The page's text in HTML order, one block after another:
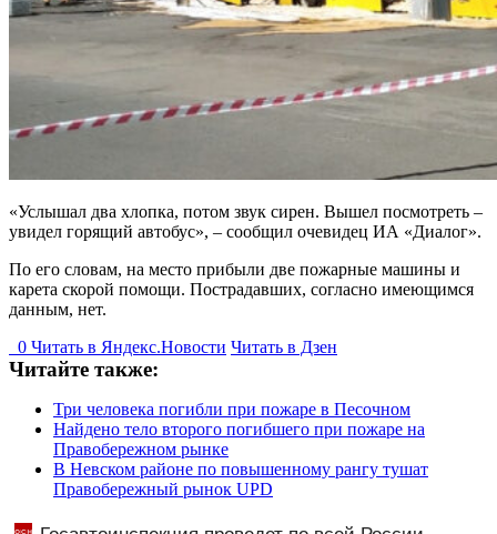
«Услышал два хлопка, потом звук сирен. Вышел посмотреть –
увидел горящий автобус», – сообщил очевидец ИА «Диалог».
По его словам, на место прибыли две пожарные машины и
карета скорой помощи. Пострадавших, согласно имеющимся
данным, нет.
0 Читать в Яндекс.Новости Читать в Дзен
Читайте также:
Три человека погибли при пожаре в Песочном
Найдено тело второго погибшего при пожаре на
Правобережном рынке
В Невском районе по повышенному рангу тушат
Правобережный рынок UPD